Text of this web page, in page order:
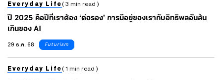
Everyday Life ( 3 min read )
ปี 2025 คือปีที่เราต้อง ‘ต่อรอง’ การมีอยู่ของเรากับอิทธิพลอันล้น
เกินของ AI
29 ธ.ค. 68
Futurism
Everyday Life ( 1 min read )